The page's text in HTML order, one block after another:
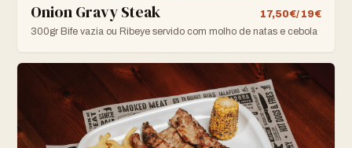
Onion Gravy Steak
17,50€/ 19€
300gr Bife vazia ou Ribeye servido com molho de natas e cebola